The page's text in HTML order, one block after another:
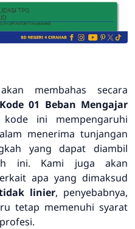
membahas secara
01 Beban Mengajar
ini mempengaruhi
menerima tunjangan
yang dapat diambil
ini. Kami juga akan
apa yang dimaksud
linier, penyebabnya,
tetap memenuhi syarat